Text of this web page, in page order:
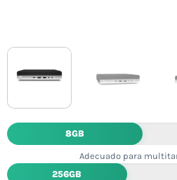
8GB
Adecuado para
256GB